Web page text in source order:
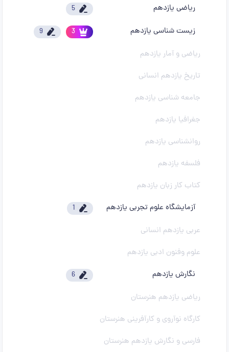
ریاضی یازدهم 5
زیست شناسی یازدهم 3
9
ریاضی و آمار یازدهم
تاریخ یازدهم انسانی
جامعه شناسی یازدهم
جغرافیا یازدهم
روانشناسی یازدهم
فلسفه یازدهم
کتاب کار زبان یازدهم
آزمایشگاه علوم تجربی یازدهم
1
عربی یازدهم انسانی
علوم وفنون ادبی یازدهم
نگارش یازدهم
6
ریاضی یازدهم هنرستان
کارگاه نوآروی و کارآفرینی هنرستان
فارسی و نگارش یازدهم هنرستان